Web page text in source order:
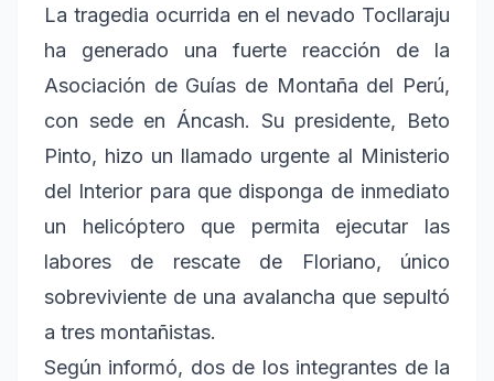
La tragedia ocurrida en el nevado Tocllaraju
ha generado una fuerte reacción de la
Asociación de Guías de Montaña del Perú,
con sede en Áncash. Su presidente, Beto
Pinto, hizo un llamado urgente al Ministerio
del Interior para que disponga de inmediato
un helicóptero que permita ejecutar las
labores de rescate de Floriano, único
sobreviviente de una avalancha que sepultó
a tres montañistas.
Según informó, dos de los integrantes de la